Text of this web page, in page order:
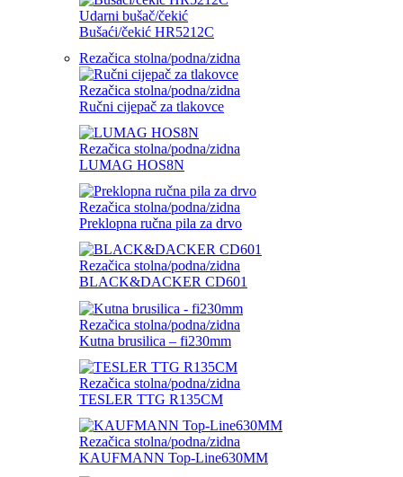
Udarni bušač/čekić
Bušaći/čekić HR5212C
Rezačica stolna/podna/zidna
Rezačica stolna/podna/zidna
Ručni cijepač za tlakovce
Rezačica stolna/podna/zidna
LUMAG HOS8N
Rezačica stolna/podna/zidna
Preklopna ručna pila za drvo
Rezačica stolna/podna/zidna
BLACK&DACKER CD601
Rezačica stolna/podna/zidna
Kutna brusilica – fi230mm
Rezačica stolna/podna/zidna
TESLER TTG R135CM
Rezačica stolna/podna/zidna
KAUFMANN Top-Line630MM